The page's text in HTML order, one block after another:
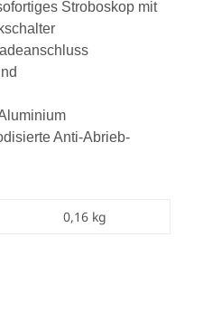
Stroboskop mit
Anti-Abrieb-
0,16 kg